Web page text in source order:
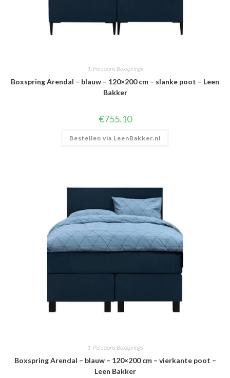
1-Persoons Boxsprings
Boxspring Arendal – blauw – 120×200 cm – slanke poot – Leen
Bakker
€755.10
Bestellen via LeenBakker.nl
1-Persoons Boxsprings
Boxspring Arendal – blauw – 120×200 cm – vierkante poot –
Leen Bakker